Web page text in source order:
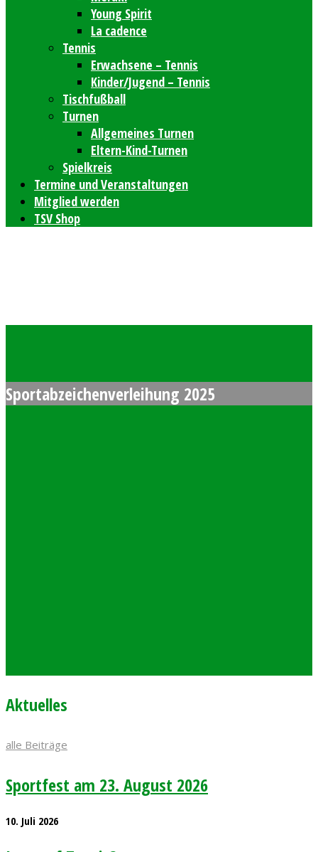
Young Spirit
La cadence
Tennis
Erwachsene – Tennis
Kinder/Jugend – Tennis
Tischfußball
Turnen
Allgemeines Turnen
Eltern-Kind-Turnen
Spielkreis
Termine und Veranstaltungen
Mitglied werden
TSV Shop
Sportabzeichenverleihung 2025
Aktuelles
alle Beiträge
Sportfest am 23. August 2026
10. Juli 2026